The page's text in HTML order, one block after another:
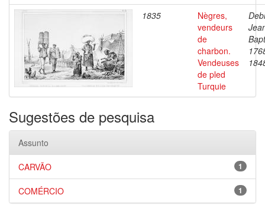
1835
Nègres,
vendeurs
de
charbon.
Vendeuses
de pled
Turquie
Sugestões de pesquisa
Assunto
1
CARVÃO
1
COMÉRCIO